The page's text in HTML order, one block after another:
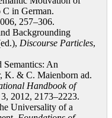
C in German.
257–306.
Backgrounding
Discourse Particles,
Semantics: An
K. & C. Maienborn ad.
Handbook of
3, 2012, 2173–2223.
Universality of a